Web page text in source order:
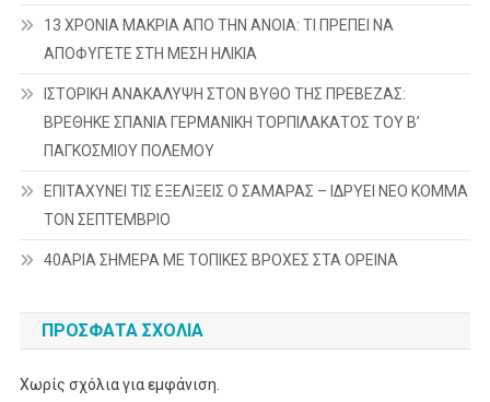
13 ΧΡΟΝΙΑ ΜΑΚΡΙΑ ΑΠΟ ΤΗΝ ΑΝΟΙΑ: ΤΙ ΠΡΕΠΕΙ ΝΑ
ΑΠΟΦΥΓΕΤΕ ΣΤΗ ΜΕΣΗ ΗΛΙΚΙΑ
ΙΣΤΟΡΙΚΗ ΑΝΑΚΑΛΥΨΗ ΣΤΟΝ ΒΥΘΟ ΤΗΣ ΠΡΕΒΕΖΑΣ:
ΒΡΕΘΗΚΕ ΣΠΑΝΙΑ ΓΕΡΜΑΝΙΚΗ ΤΟΡΠΙΛΑΚΑΤΟΣ ΤΟΥ Β’
ΠΑΓΚΟΣΜΙΟΥ ΠΟΛΕΜΟΥ
ΕΠΙΤΑΧΥΝΕΙ ΤΙΣ ΕΞΕΛΙΞΕΙΣ Ο ΣΑΜΑΡΑΣ – ΙΔΡΥΕΙ ΝΕΟ ΚΟΜΜΑ
ΤΟΝ ΣΕΠΤΕΜΒΡΙΟ
40ΑΡΙΑ ΣΗΜΕΡΑ ΜΕ ΤΟΠΙΚΕΣ ΒΡΟΧΕΣ ΣΤΑ ΟΡΕΙΝΑ
ΠΡΌΣΦΑΤΑ ΣΧΌΛΙΑ
Χωρίς σχόλια για εμφάνιση.